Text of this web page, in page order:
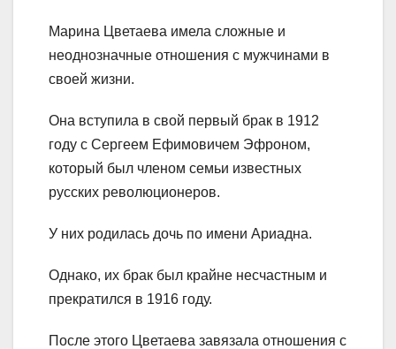
Марина Цветаева имела сложные и
неоднозначные отношения с мужчинами в
своей жизни.
Она вступила в свой первый брак в 1912
году с Сергеем Ефимовичем Эфроном,
который был членом семьи известных
русских революционеров.
У них родилась дочь по имени Ариадна.
Однако, их брак был крайне несчастным и
прекратился в 1916 году.
После этого Цветаева завязала отношения с